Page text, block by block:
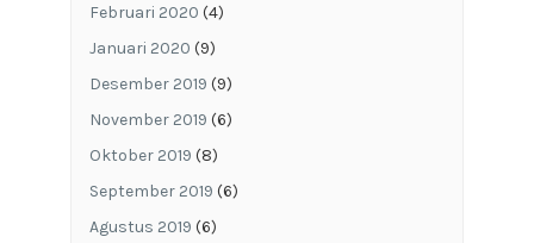
Februari 2020 (4)
Januari 2020 (9)
Desember 2019 (9)
November 2019 (6)
Oktober 2019 (8)
September 2019 (6)
Agustus 2019 (6)